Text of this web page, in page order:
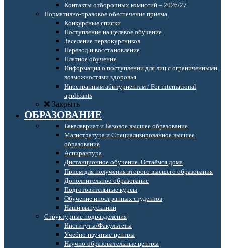
Контакты отборочных комиссий – 2026/27
Нормативно-правовое обеспечение приема
Конкурсные списки
Поступление на целевое обучение
Заселение первокурсников
Перевод и восстановление
Платное обучение
Информация о поступлении для лиц с ограниченными
возможностями здоровья
Иностранным абитуриентам / For international
applicants
Закрыть
ОБРАЗОВАНИЕ
Бакалавриат и Базовое высшее образование
Магистратура и Специализированное высшее
образование
Аспирантура
Дистанционное обучение. Остаёмся дома
Прием для получения второго высшего образования
Дополнительное образование
Подготовительные курсы
Обучение иностранных студентов
Наши выпускники
Структурные подразделения
Институты/Факультеты
Учебно-научные центры
Научно-образовательные центры